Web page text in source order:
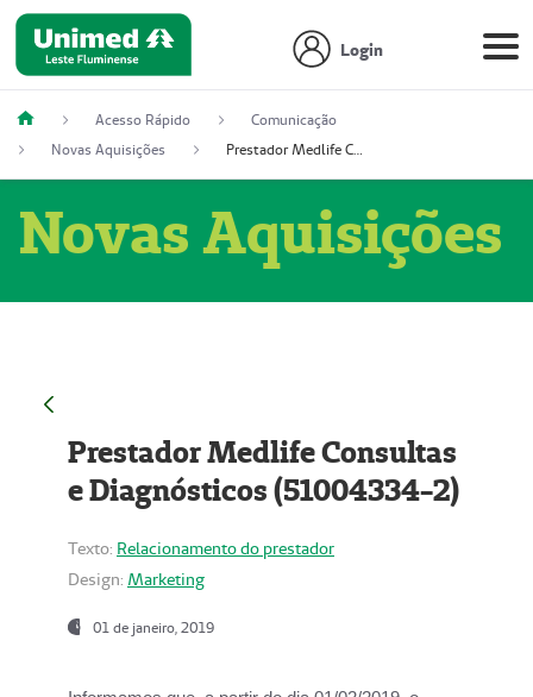
Login
Acesso Rápido
Comunicação
Novas Aquisições
Prestador Medlife Consultas e Diagnósticos (51004334-2)
Novas Aquisições
Prestador Medlife Consultas
e Diagnósticos (51004334-2)
Texto: Relacionamento do prestador
Design: Marketing
01 de janeiro, 2019